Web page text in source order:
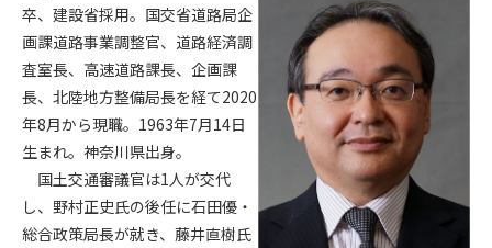
卒、建設省採用。国交省道路局企
画課道路事業調整官、道路経済調
査室長、高速道路課長、企画課
長、北陸地方整備局長を経て2020
年8月から現職。1963年7月14日
生まれ。神奈川県出身。
国土交通審議官は1人が交代
し、野村正史氏の後任に石田優・
総合政策局長が就き、藤井直樹氏
(1) 会員申し込みをした者が実在しなかった場合
(2) 本規約に違反した場合/li>
(3) 会員申し込みの際、申告事項に虚偽があった場合
(4) 会員申込者が管理者所定の手続き通りに会員申込手続き処
理を行わなかった場合
(5) その他管理者が会員とすることを不適当と判断した場合
2. 管理者は承認後であっても承認した会員が前項の何れかに該
当することが判明した場合、会員資格を取り消すことがあり
ます。